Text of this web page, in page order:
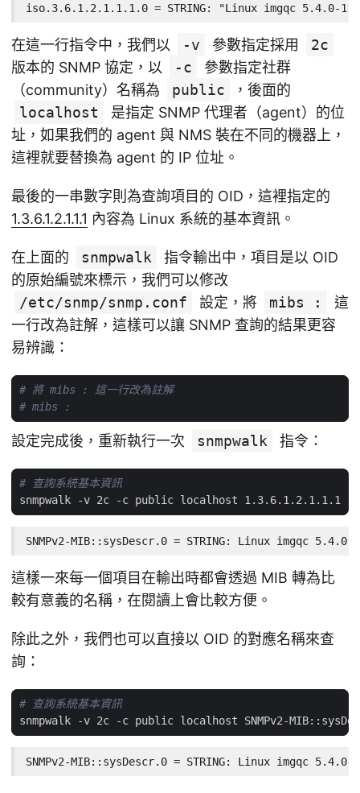
iso.3.6.1.2.1.1.1.0 = STRING: "Linux imgqc 5.4.0-110-
在這一行指令中，我們以 -v 參數指定採用
2c
版本的 SNMP 協定，以
-c
參數指定社群
（community）名稱為
public
，後面的
localhost
是指定 SNMP 代理者（agent）的位
址，如果我們的 agent 與 NMS 裝在不同的機器上，
這裡就要替換為 agent 的 IP 位址。
最後的一串數字則為查詢項目的 OID，這裡指定的
1.3.6.1.2.1.1.1 內容為 Linux 系統的基本資訊。
在上面的 snmpwalk
指令輸出中，項目是以 OID
的原始編號來標示，我們可以修改
/etc/snmp/snmp.conf
設定，將 mibs :
這
一行改為註解，這樣可以讓 SNMP 查詢的結果更容
易辨識：
# 將 mibs : 這一行改為註解
# mibs :
設定完成後，重新執行一次 snmpwalk 指令：
# 查詢系統基本資訊
SNMPv2-MIB::sysDescr.0 = STRING: Linux imgqc
這樣一來每一個項目在輸出時都會透過 MIB 轉為比
較有意義的名稱，在閱讀上會比較方便。
除此之外，我們也可以直接以 OID 的對應名稱來查
詢：
# 查詢系統基本資訊
SNMPv2-MIB::sysDescr.0 = STRING: Linux imgqc